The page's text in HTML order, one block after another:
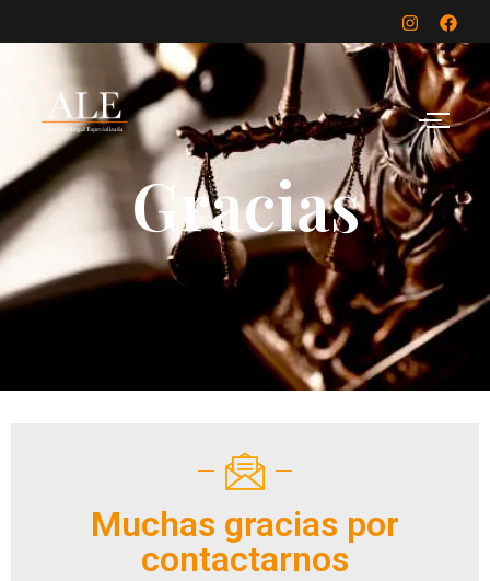
Gracias
Muchas gracias por
contactarnos